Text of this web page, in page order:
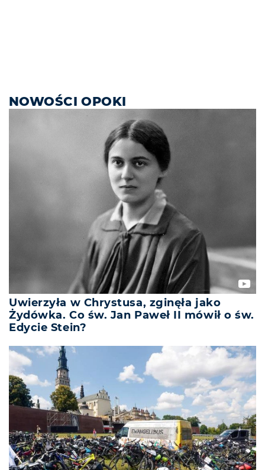
NOWOŚCI OPOKI
Uwierzyła w Chrystusa, zginęła jako
Żydówka. Co św. Jan Paweł II mówił o św.
Edycie Stein?